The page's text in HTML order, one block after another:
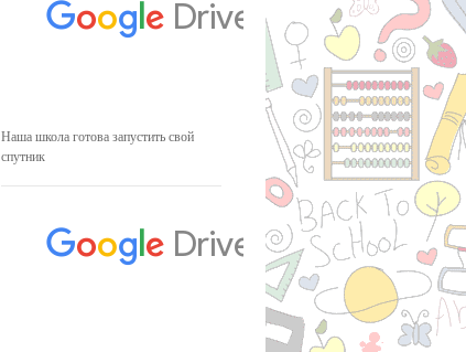
Наша школа готова запустить свой
спутник